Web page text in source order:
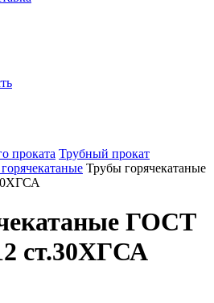
проката Трубный прокат
Трубы горячекатаные
ГОСТ
ст.30ХГСА